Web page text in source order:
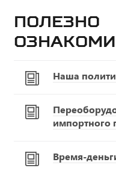
Полезно
Наша
импортного
Время-